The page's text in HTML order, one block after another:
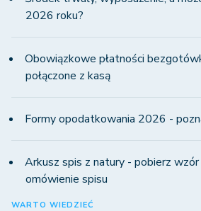
2026 roku?
Obowiązkowe płatności
połączone z kasą
Formy opodatkowania 2026 -
Arkusz spis z natury - pobierz
omówienie spisu
WARTO WIEDZIEĆ